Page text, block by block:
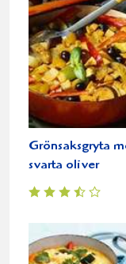
Grönsaksgryta
svarta oliver